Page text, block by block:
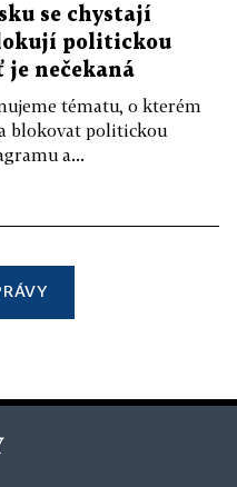
se chystají
politickou
je nečekaná
tématu, o kterém
blokovat politickou
a...